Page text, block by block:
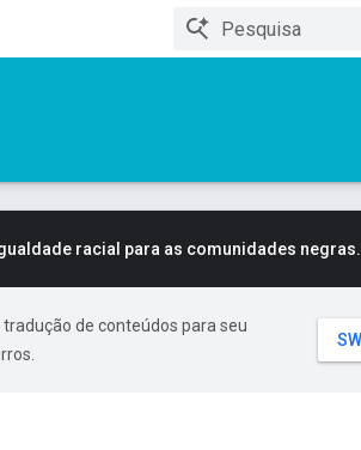
racial para as comunidades negras.
de conteúdos para seu